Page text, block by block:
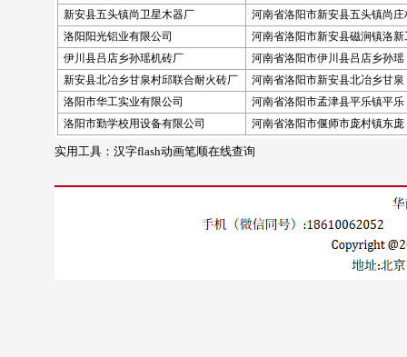
新安县五头镇尚卫星木器厂
河南省洛阳市新安县五头镇尚庄
洛阳阳光铝业有限公司
河南省洛阳市新安县磁涧镇洛
伊川县吕店乡孙瑶机砖厂
河南省洛阳市伊川县吕店乡孙瑶
新安县北冶乡甘泉村邱联合耐火砖厂
河南省洛阳市新安县北冶乡甘泉
洛阳市华工实业有限公司
河南省洛阳市孟津县平乐镇平乐
洛阳市勤学校用设备有限公司
河南省洛阳市偃师市庞村镇东庞
实用工具： 汉字flash动画笔顺在线查询